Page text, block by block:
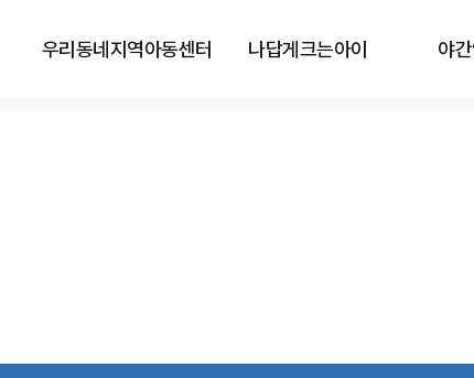
우리동네지역아동센터 나답게크는아이 야